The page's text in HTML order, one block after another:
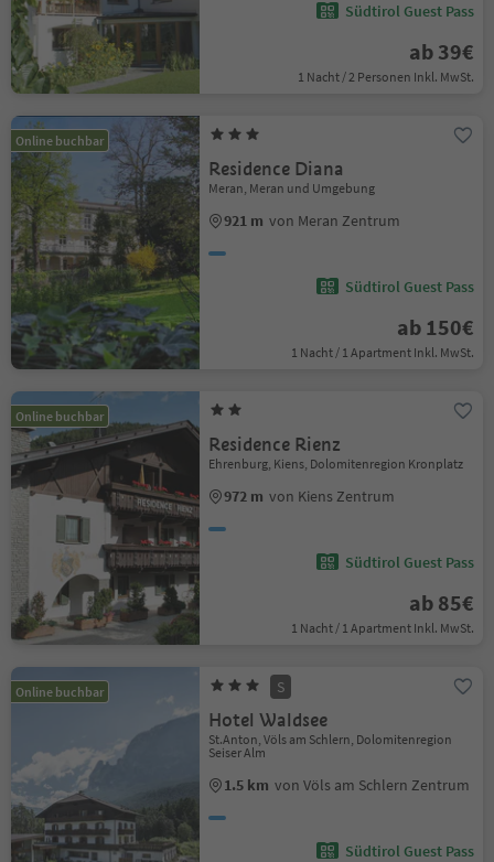
Südtirol Guest Pass
ab 39€
1 Nacht / 2 Personen Inkl. MwSt.
Online buchbar
Residence Diana
Meran, Meran und Umgebung
921 m von Meran Zentrum
Südtirol Guest Pass
ab 150€
1 Nacht / 1 Apartment Inkl. MwSt.
Online buchbar
Residence Rienz
Ehrenburg, Kiens, Dolomitenregion Kronplatz
972 m von Kiens Zentrum
Südtirol Guest Pass
ab 85€
1 Nacht / 1 Apartment Inkl. MwSt.
Online buchbar S
Hotel Waldsee
St.Anton, Völs am Schlern, Dolomitenregion
Seiser Alm
1.5 km von Völs am Schlern Zentrum
Südtirol Guest Pass